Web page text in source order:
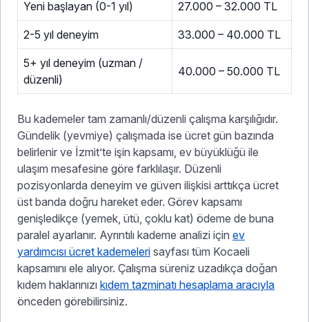
Yeni başlayan (0-1 yıl) 27.000 – 32.000 TL
2-5 yıl deneyim 33.000 – 40.000 TL
5+ yıl deneyim (uzman /
düzenli)
40.000 – 50.000 TL
Bu kademeler tam zamanlı/düzenli çalışma karşılığıdır.
Gündelik (yevmiye) çalışmada ise ücret gün bazında
belirlenir ve İzmit’te işin kapsamı, ev büyüklüğü ile
ulaşım mesafesine göre farklılaşır. Düzenli
pozisyonlarda deneyim ve güven ilişkisi arttıkça ücret
üst banda doğru hareket eder. Görev kapsamı
genişledikçe (yemek, ütü, çoklu kat) ödeme de buna
paralel ayarlanır. Ayrıntılı kademe analizi için ev
yardımcısı ücret kademeleri sayfası tüm Kocaeli
kapsamını ele alıyor. Çalışma süreniz uzadıkça doğan
kıdem haklarınızı kıdem tazminatı hesaplama aracıyla
önceden görebilirsiniz.